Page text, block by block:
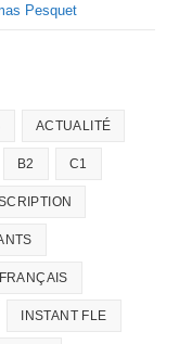
Pesquet
ACTUALITÉ
B2 C1
FRANÇAIS
INSTANT FLE